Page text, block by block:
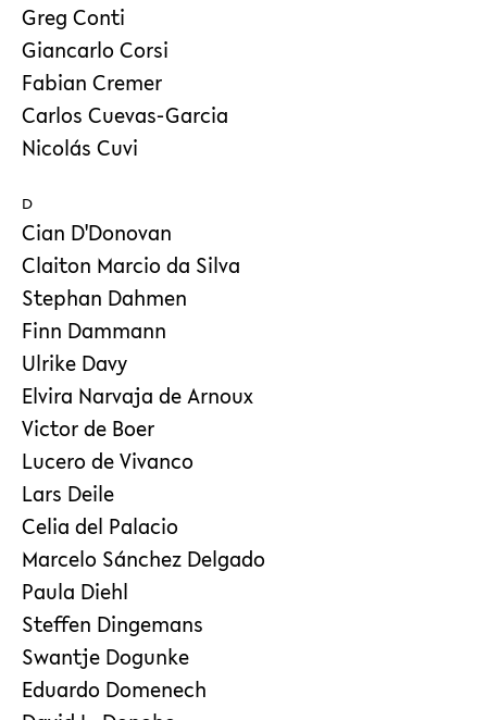
Greg Conti
Giancarlo Corsi
Fabian Cremer
Carlos Cuevas-Garcia
Nicolás Cuvi
D
Cian D'Donovan
Claiton Marcio da Silva
Stephan Dahmen
Finn Dammann
Ulrike Davy
Elvira Narvaja de Arnoux
Victor de Boer
Lucero de Vivanco
Lars Deile
Celia del Palacio
Marcelo Sánchez Delgado
Paula Diehl
Steffen Dingemans
Swantje Dogunke
Eduardo Domenech